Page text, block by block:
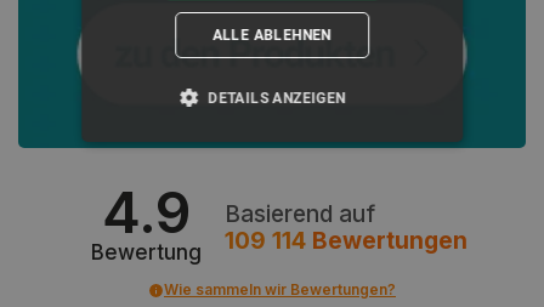
4.9
Bewertung
Basierend auf
109 114Bewertungen
Wie sammeln wir Bewertungen?
ALLE ABLEHNEN
DETAILS ANZEIGEN
UNBEDINGT ERFORDERLICH
PERFORMANCE
TARGETING